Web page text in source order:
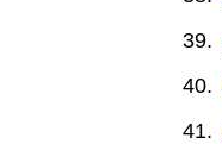
39.
40.
41.